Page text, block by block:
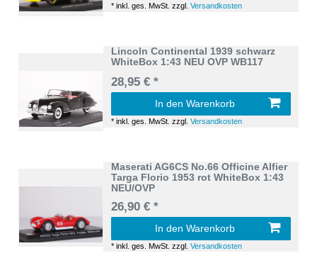
*inkl. ges. MwSt. zzgl.Versandkosten
Lincoln Continental 1939 schwarz
WhiteBox 1:43 NEU OVP WB117
28,95 € *
In den Warenkorb
*inkl. ges. MwSt. zzgl.Versandkosten
Maserati AG6CS No.66 Officine Alfier
Targa Florio 1953 rot WhiteBox 1:43
NEU/OVP
26,90 € *
In den Warenkorb
*inkl. ges. MwSt. zzgl.Versandkosten